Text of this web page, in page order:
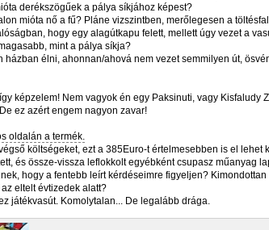
derékszögűek a pálya síkjához képest?
mióta nő a fű? Pláne vizszintben, merőlegesen a
hogy egy alagútkapu felett, mellett úgy vezet a
mint a pálya síkja?
házban élni, ahonnan/ahová nem vezet semmilyen út,
képzelem! Nem vagyok én egy Paksinuti, vagy Kisfaludy
ez azért engem nagyon zavar!
oldalán a termék.
költségeket, ezt a 385Euro-t értelmesebben is el lehet
és össze-vissza leflokkolt egyébként csupasz műanyag
hogy a fentebb leírt kérdéseimre figyeljen?
eltelt évtizedek alatt?
játékvasút. Komolytalan... De legalább drága.